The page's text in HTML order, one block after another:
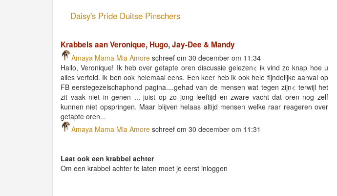
Daisy's Pride Duitse Pinschers
Krabbels aan Veronique, Hugo, Jay-Dee & Mandy
Amaya Mama Mia Amore schreef om 30 december om 11:34
Hallo, Veronique! Ik heb over getapte oren discussie gelezen< ik vind zo knap hoe u
alles verteld. Ik ben ook helemaal eens. Een keer heb ik ook hele fijndelijke aanval op
FB eerstegezelschaphond pagina....gehad van de mensen wat tegen zijn< terwijl het
zit vaak niet in genen ... juist op zo jong leeftijd en zware vacht dat oren nog zelf
kunnen niet opspringen. Maar blijven helaas altijd mensen welke raar reageren over
getapte oren...
Amaya Mama Mia Amore schreef om 30 december om 11:31
Laat ook een krabbel achter
Om een krabbel achter te laten moet je eerst inloggen